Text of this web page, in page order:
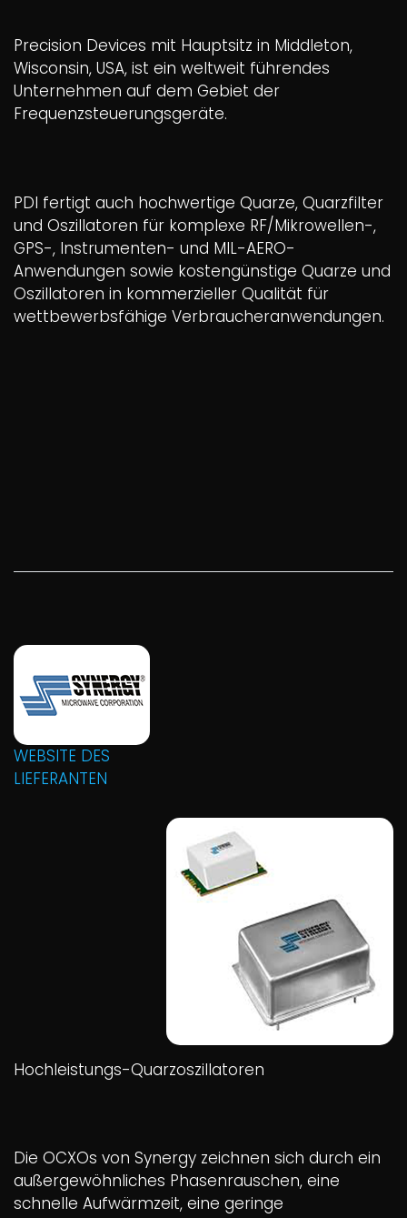
Precision Devices mit Hauptsitz in Middleton,
Wisconsin, USA, ist ein weltweit führendes
Unternehmen auf dem Gebiet der
Frequenzsteuerungsgeräte.
PDI fertigt auch hochwertige Quarze, Quarzfilter
und Oszillatoren für komplexe RF/Mikrowellen-,
GPS-, Instrumenten- und MIL-AERO-
Anwendungen sowie kostengünstige Quarze und
Oszillatoren in kommerzieller Qualität für
wettbewerbsfähige Verbraucheranwendungen.
WEBSITE DES
LIEFERANTEN
Hochleistungs-Quarzoszillatoren
Die OCXOs von Synergy zeichnen sich durch ein
außergewöhnliches Phasenrauschen, eine
schnelle Aufwärmzeit, eine geringe